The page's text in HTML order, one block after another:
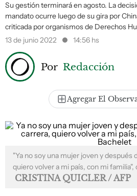
Su gestión terminará en agosto. La
mandato ocurre luego de su gira por
criticada por organismos de Derechos
13 de junio 2022
14:56 hs
Por Redacción
Agregar El
"Ya no soy una mujer joven y después
quiero volver a mi país, con mi familia",
CRISTINA QUICLER / AFP